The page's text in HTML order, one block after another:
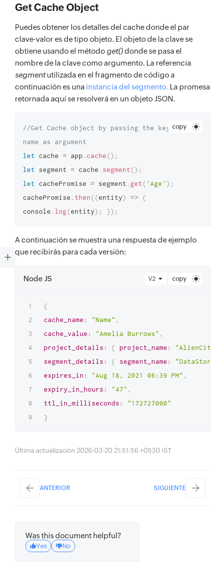
Get Cache Object
Puedes obtener los detalles del cache donde el par
clave-valor es de tipo objeto. El objeto de la clave se
obtiene usando el método get()donde se pasa el
nombre de la clave como argumento. La referencia
segmentutilizada en el fragmento de código a
continuación es una instancia del segmento. La promesa
retornada aquí se resolverá en un objeto JSON.
copy
//Get Cache object by passing the key
name as argument
let cache = app . cache() ;
let segment = cache . segment() ;
let cachePromise = segment . get( 'Age' ) ;
cachePromise . then( (entity) =>
{
console . log(entity) ; }) ;
A continuación se muestra una respuesta de ejemplo
que recibirás para cada versión:
Node JS V2 copy
{
cache_name: "Name" ,
cache_value: "Amelia Burrows" ,
project_details: { project_name: "AlienCity"
segment_details: { segment_name: "DataStore"
expires_in: "Aug 18, 2021 06:39 PM" ,
expiry_in_hours: "47" ,
ttl_in_milliseconds:
"172727000"
}
Última actualización 2026-03-20 21:51:56 +0530 IST
ANTERIOR SIGUIENTE
Was this document helpful?
Yes No